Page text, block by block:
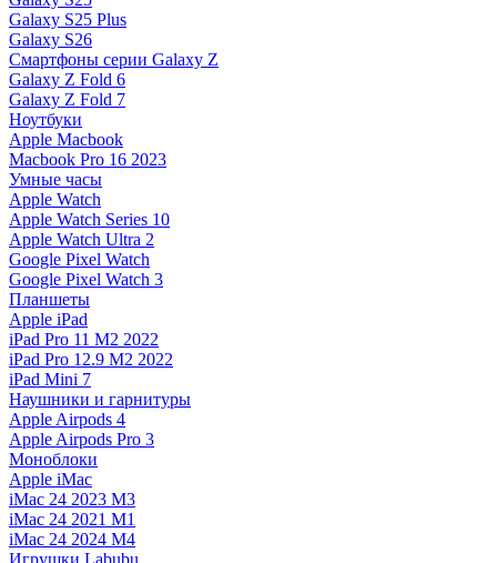
Galaxy S25 Plus
Galaxy S26
Смартфоны серии Galaxy Z
Galaxy Z Fold 6
Galaxy Z Fold 7
Ноутбуки
Apple Macbook
Macbook Pro 16 2023
Умные часы
Apple Watch
Apple Watch Series 10
Apple Watch Ultra 2
Google Pixel Watch
Google Pixel Watch 3
Планшеты
Apple iPad
iPad Pro 11 M2 2022
iPad Pro 12.9 M2 2022
iPad Mini 7
Наушники и гарнитуры
Apple Airpods 4
Apple Airpods Pro 3
Моноблоки
Apple iMac
iMac 24 2023 M3
iMac 24 2021 M1
iMac 24 2024 M4
Игрушки Labubu